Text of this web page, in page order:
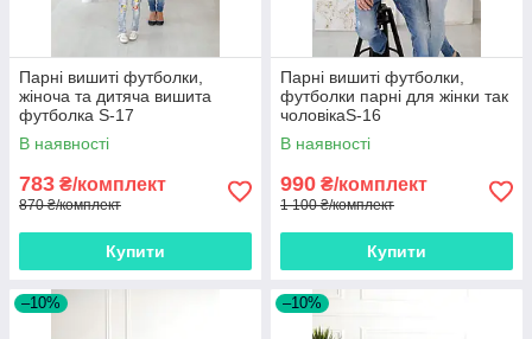
Парні вишиті футболки,
жіноча та дитяча вишита
футболка S-17
В наявності
783 ₴/комплект
870 ₴/комплект
Купити
Парні вишиті футболки,
футболки парні для жінки так
чоловікаS-16
В наявності
990 ₴/комплект
1 100 ₴/комплект
Купити
–10% –10%